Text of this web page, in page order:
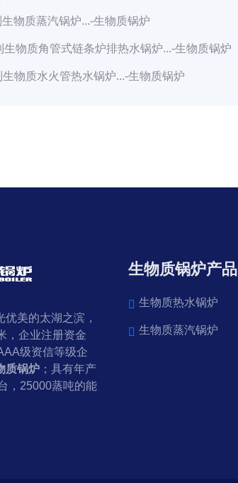
物质蒸汽锅炉...-生物质锅炉
生物质角管式链条炉排热水锅炉...-生物质锅炉
生物质水火管热水锅炉...-生物质锅炉
美的太湖之滨，
，企业注册资金
级资信等级企
质锅炉 ；具有年产
，25000蒸吨的能
生物质锅炉产品
生物质热水锅炉
生物质蒸汽锅炉